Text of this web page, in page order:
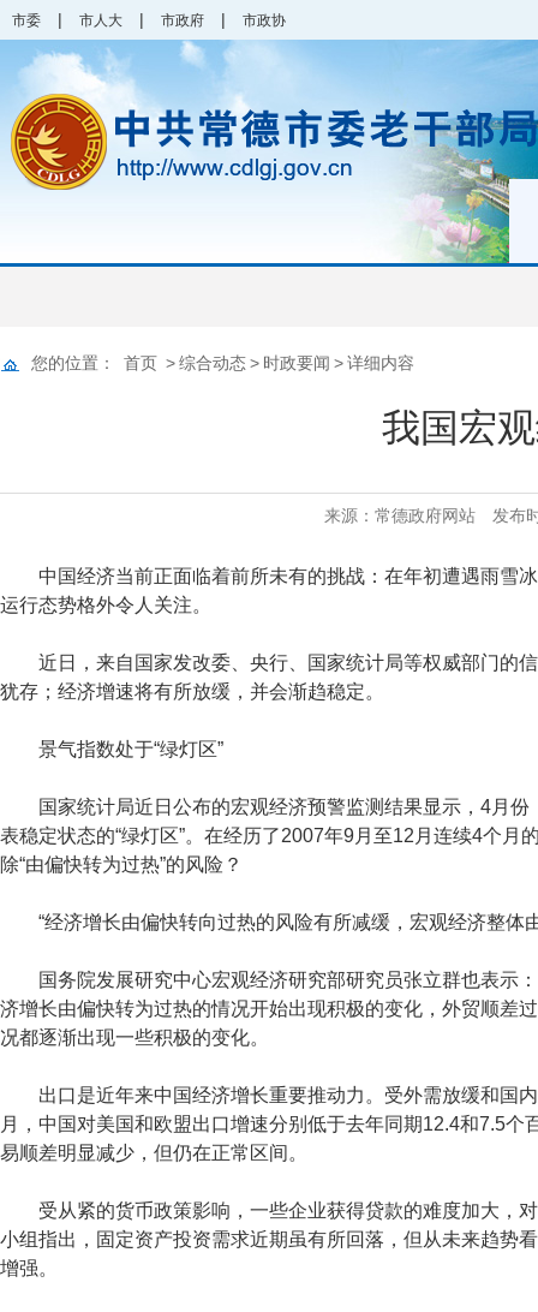
市委 | 市人大 | 市政府 | 市政协
您的位置： 首页 >综合动态> 时政要闻 >详细内容
我国宏观
来源：常德政府网站 发布
中国经济当前正面临着前所未有的挑战：在年初遭遇雨雪冰
运行态势格外令人关注。
近日，来自国家发改委、央行、国家统计局等权威部门的信
犹存；经济增速将有所放缓，并会渐趋稳定。
景气指数处于“绿灯区”
国家统计局近日公布的宏观经济预警监测结果显示，4月份
表稳定状态的“绿灯区”。在经历了2007年9月至12月连续4个月
除“由偏快转为过热”的风险？
“经济增长由偏快转向过热的风险有所减缓，宏观经济整体由
国务院发展研究中心宏观经济研究部研究员张立群也表示：
济增长由偏快转为过热的情况开始出现积极的变化，外贸顺差
况都逐渐出现一些积极的变化。
出口是近年来中国经济增长重要推动力。受外需放缓和国内
月，中国对美国和欧盟出口增速分别低于去年同期12.4和7.5
易顺差明显减少，但仍在正常区间。
受从紧的货币政策影响，一些企业获得贷款的难度加大，对
小组指出，固定资产投资需求近期虽有所回落，但从未来趋势
增强。